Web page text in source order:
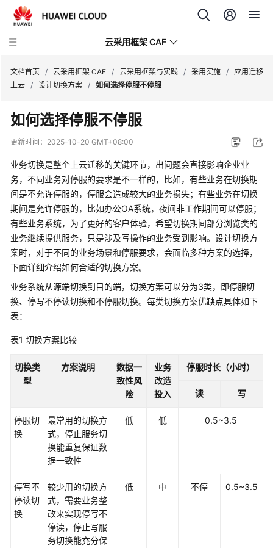
云采用框架 CAF
云
采
用
架
与
实
践
云
用
框
架
简
制
战
层
研
评
文档首页 / 云采用框架 CAF / 云采用框架与实践 / 采用实施 / 应用迁移
上云 / 设计切换方案 / 如何选择停服不停服
如何选择停服不停服
更新时间： 2025-10-20 GMT+08:00
业务切换是整个上云迁移的关键环节，出问题会直接影响企业业
务，不同业务对停服的要求是不一样的，比如，有些业务在切换期
间是不允许停服的，停服会造成较大的业务损失；有些业务在切换
期间是允许停服的，比如办公OA系统，夜间非工作期间可以停服；
有些业务系统，为了更好的客户体验，希望切换期间部分浏览类的
业务继续提供服务，只是涉及写操作的业务受到影响。设计切换方
案时，对于不同的业务场景和停服要求，会面临多种方案的选择，
下面详细介绍如何合适的切换方案。
业务系统从源端切换到目的端，切换方案可以分为3类，即停服切
换、停写不停读切换和不停服切换。每类切换方案优缺点具体如下
表：
表1 切换方案比较
切换类
型
方案说明
数据一
致性风
险
业务
改造
投入
停服时长（小时）
读 写
停服切
换
最常用的切换方
式，停止服务切
换能重复保证数
据一致性
低 低 0.5~3.5
停写不
停读切
换
较少用的切换方
式，需要业务整
改来实现停写不
停读，停止写服
务切换能充分保
低 中 不停 0.5~3.5